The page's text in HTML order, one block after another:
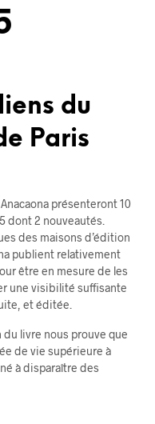
du
Paris
présenteront 10
dont 2 nouveautés.
des maisons d’édition
publient relativement
être en mesure de les
une visibilité suffisante
et éditée.
du livre nous prouve que
de vie supérieure à
à disparaître des